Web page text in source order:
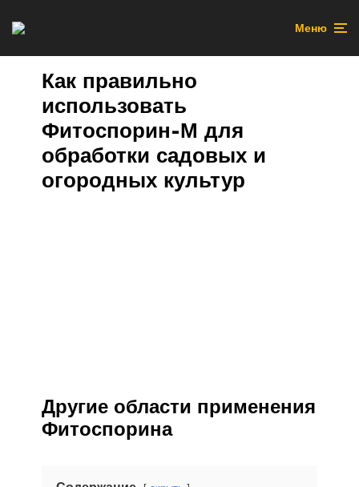
Меню
Как правильно
использовать
Фитоспорин-М для
обработки садовых и
огородных культур
Другие области применения
Фитоспорина